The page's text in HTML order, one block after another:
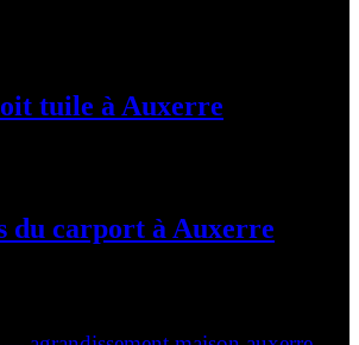
tuile à Auxerre
du carport à Auxerre